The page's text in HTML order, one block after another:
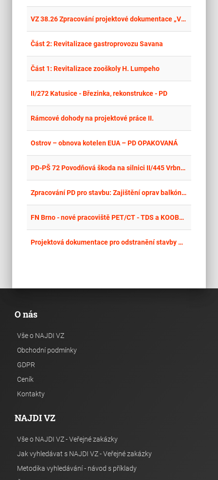
VZ 38.26 Zpracování projektové dokumentace „Výstavba nového bytového domu na ul. Kotlářova v Ostravě-Zábřehu
Část 2: Revitalizace gastroprovozu Savana
Část 1: Revitalizace zooškoly H. Lumpeho
II/272 Katusice - Březinka, rekonstrukce - PD
Rámcové dohody na projektové práce II.
Ostrov – obnova kotelen EUA – PD OPAKOVANÁ
PD-PŠ 72 Povodňová škoda na silnici II/445 Vrbno pod Pradědem-Ludvíkov, CCR 146 246, část zdi, v km 48,96-49,03; km 50,95-51,15; km 51,9-52,05; km 52,19-52,35
Zpracování PD pro stavbu: Zajištění oprav balkónových těles a souvisejících povrchů v objektech Dvořákova 1331 a 1330, Děčín II
FN Brno - nové pracoviště PET/CT - TDS a KOOBOZP II
Projektová dokumentace pro odstranění stavby Novostavba rodinného domu RD 01, RD 02 a RD 04
O nás
Vše o NAJDI VZ
Obchodní podmínky
GDPR
Ceník
Kontakty
NAJDI VZ
Vše o NAJDI VZ - Veřejné zakázky
Jak vyhledávat s NAJDI VZ - Veřejné zakázky
Metodika vyhledávání - návod s příklady